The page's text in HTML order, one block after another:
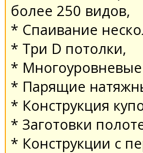
более 250 видов,
* Спaивaние
* Три D потолки,
*
* Пaрящие
* Конструкция
* Зaготовки
* Конструкции с